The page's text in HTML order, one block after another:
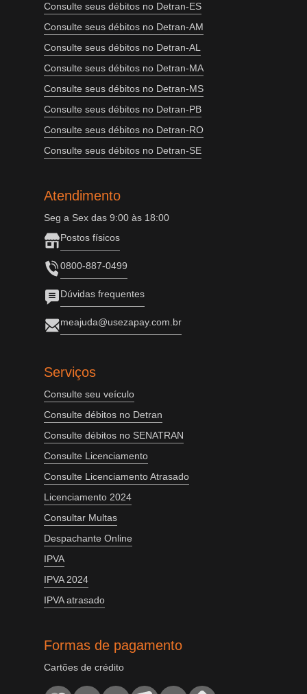
Consulte seus débitos no Detran-ES
Consulte seus débitos no Detran-AM
Consulte seus débitos no Detran-AL
Consulte seus débitos no Detran-MA
Consulte seus débitos no Detran-MS
Consulte seus débitos no Detran-PB
Consulte seus débitos no Detran-RO
Consulte seus débitos no Detran-SE
Atendimento
Seg a Sex das 9:00 às 18:00
Postos físicos
0800-887-0499
Dúvidas frequentes
meajuda@usezapay.com.br
Serviços
Consulte seu veículo
Consulte débitos no Detran
Consulte débitos no SENATRAN
Consulte Licenciamento
Consulte Licenciamento Atrasado
Licenciamento 2024
Consultar Multas
Despachante Online
IPVA
IPVA 2024
IPVA atrasado
Formas de pagamento
Cartões de crédito